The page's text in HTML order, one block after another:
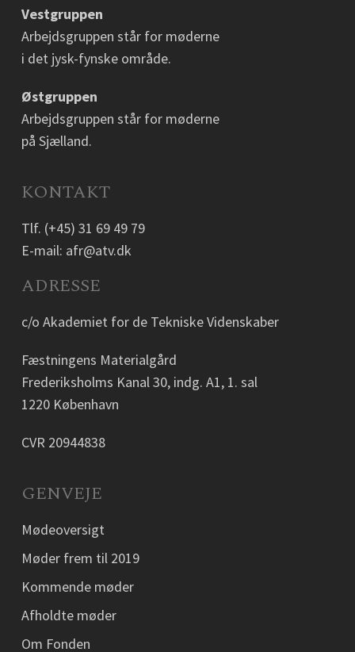
Vestgruppen
Arbejdsgruppen står for møderne
i det jysk-fynske område.
Østgruppen
Arbejdsgruppen står for møderne
på Sjælland.
KONTAKT
Tlf. (+45) 31 69 49 79
E-mail: afr@atv.dk
ADRESSE
c/o Akademiet for de Tekniske Videnskaber
Fæstningens Materialgård
Frederiksholms Kanal 30, indg. A1, 1. sal
1220 København
CVR 20944838
GENVEJE
Mødeoversigt
Møder frem til 2019
Kommende møder
Afholdte møder
Om Fonden